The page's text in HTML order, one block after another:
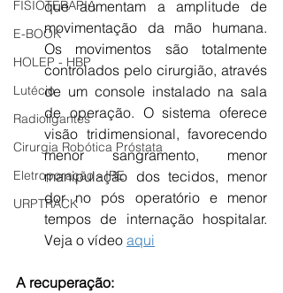
FISIOTERAPIA
E-BOOK
HOLEP - HBP
Lutécio
Radioligantes
Cirurgia Robótica Próstata
Eletroporação - IRE
URPTRACK
que aumentam a amplitude de
movimentação da mão humana.
Os movimentos são totalmente
controlados pelo cirurgião, através
de um console instalado na sala
de operação. O sistema oferece
visão tridimensional, favorecendo
menor sangramento, menor
manipulação dos tecidos, menor
dor no pós operatório e menor
tempos de internação hospitalar.
Veja o vídeo aqui
A recuperação: